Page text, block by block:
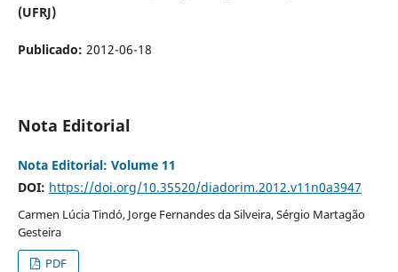
(UFRJ)
Publicado: 2012-06-18
Nota Editorial
Nota Editorial: Volume 11
DOI: https://doi.org/10.35520/diadorim.2012.v11n0a3947
Carmen Lúcia Tindó, Jorge Fernandes da Silveira, Sérgio Martagão
Gesteira
PDF